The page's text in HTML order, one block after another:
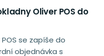
Oliver POS do
se zapíše do
objednávka s